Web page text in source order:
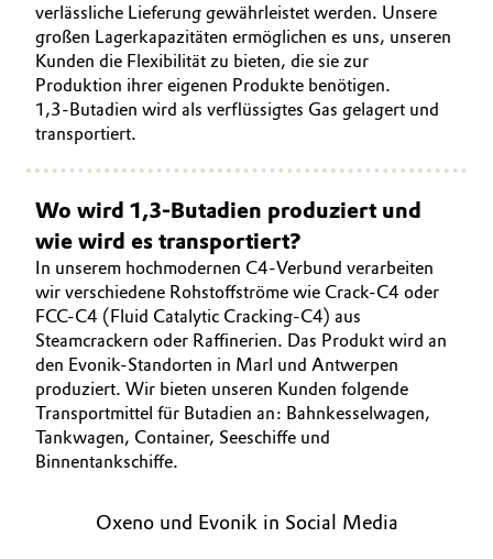
verlässliche Lieferung gewährleistet werden. Unsere
großen Lagerkapazitäten ermöglichen es uns, unseren
Kunden die Flexibilität zu bieten, die sie zur
Produktion ihrer eigenen Produkte benötigen.
1,3-Butadien wird als verflüssigtes Gas gelagert und
transportiert.
Wo wird 1,3-Butadien produziert und
wie wird es transportiert?
In unserem hochmodernen C4-Verbund verarbeiten
wir verschiedene Rohstoffströme wie Crack-C4 oder
FCC-C4 (Fluid Catalytic Cracking-C4) aus
Steamcrackern oder Raffinerien. Das Produkt wird an
den Evonik-Standorten in Marl und Antwerpen
produziert. Wir bieten unseren Kunden folgende
Transportmittel für Butadien an: Bahnkesselwagen,
Tankwagen, Container, Seeschiffe und
Binnentankschiffe.
Oxeno und Evonik in Social Media